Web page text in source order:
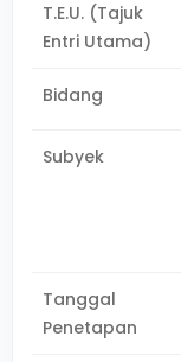
T.E.U. (Tajuk
Entri Utama)
Bidang
Subyek
Tanggal
Penetapan